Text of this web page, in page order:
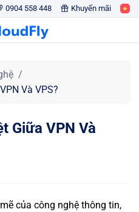
0904 558 448 Khuyến mãi
Và VPS?
Giữa VPN Và
của công nghệ thông tin,